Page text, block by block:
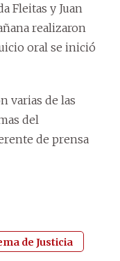
Fleitas y Juan
realizaron
oral se inició
varias de las
del
de prensa
de Justicia